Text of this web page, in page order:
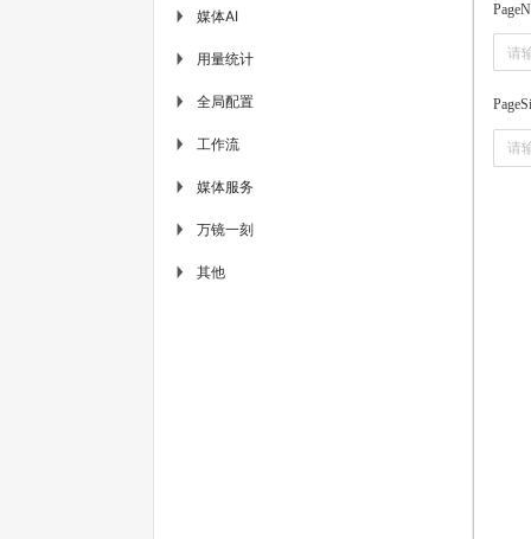
▶ 媒体AI
▶ 用量统计
▶ 全局配置
▶ 工作流
▶ 媒体服务
▶ 万镜一刻
▶ 其他